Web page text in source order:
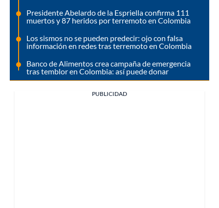
Presidente Abelardo de la Espriella confirma 111
muertos y 87 heridos por terremoto en Colombia
Los sismos no se pueden predecir: ojo con falsa
información en redes tras terremoto en Colombia
Banco de Alimentos crea campaña de emergencia
tras temblor en Colombia: así puede donar
PUBLICIDAD